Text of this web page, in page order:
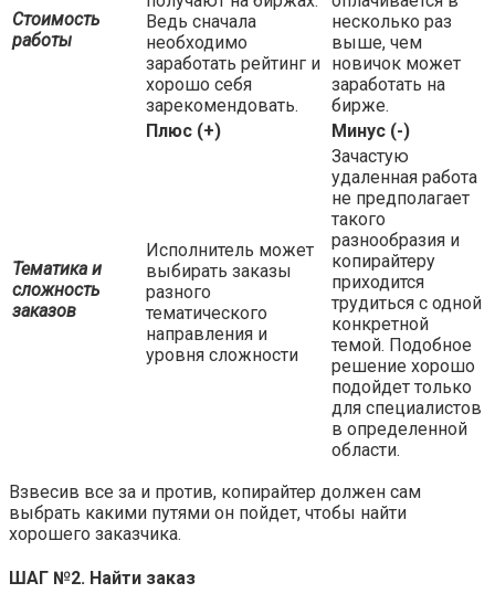
Стоимость
работы
Ведь сначала
необходимо
заработать рейтинг и
хорошо себя
зарекомендовать.
несколько раз
выше, чем
новичок может
заработать на
бирже.
Тематика и
сложность
заказов
Плюс (+) Минус (-)
Исполнитель может
выбирать заказы
разного
тематического
направления и
уровня сложности
Зачастую
удаленная работа
не предполагает
такого
разнообразия и
копирайтеру
приходится
трудиться с одной
конкретной
темой. Подобное
решение хорошо
подойдет только
для специалистов
в определенной
области.
Взвесив все за и против, копирайтер должен сам
выбрать какими путями он пойдет, чтобы найти
хорошего заказчика.
ШАГ №2. Найти заказ